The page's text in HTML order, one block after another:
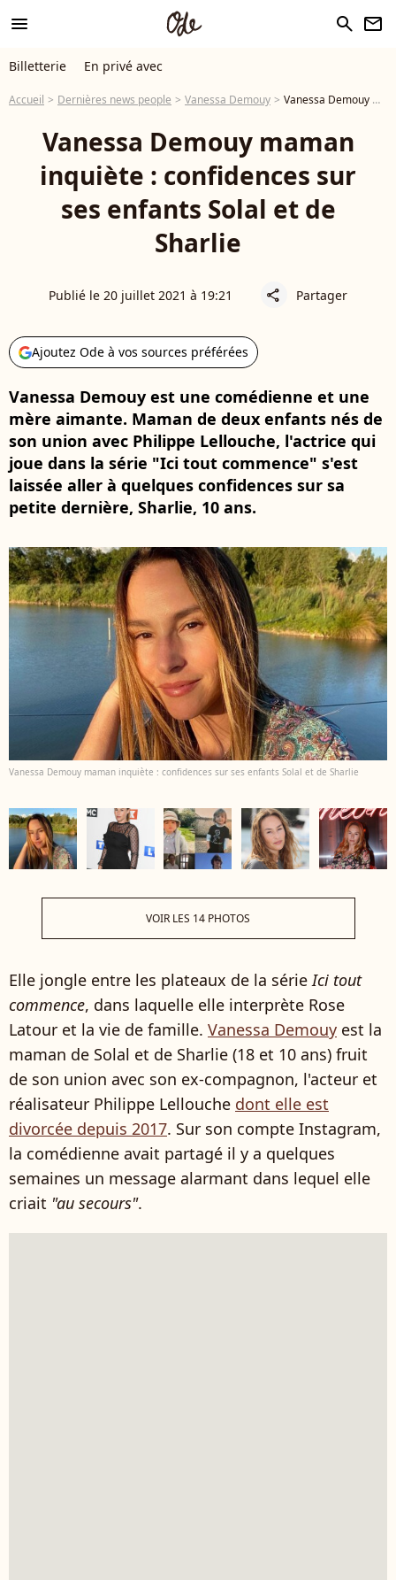
menu search newsletter
Billetterie En privé avec
Accueil Dernières news people Vanessa Demouy Vanessa Demouy maman inquiète : confidences sur ses enfants Solal et de Sharlie
Vanessa Demouy maman
inquiète : confidences sur
ses enfants Solal et de
Sharlie
Publié le 20 juillet 2021 à 19:21 share Partager
Ajoutez Ode à vos sources préférées
Vanessa Demouy est une comédienne et une
mère aimante. Maman de deux enfants nés de
son union avec Philippe Lellouche, l'actrice qui
joue dans la série "Ici tout commence" s'est
laissée aller à quelques confidences sur sa
petite dernière, Sharlie, 10 ans.
Vanessa Demouy maman inquiète : confidences sur ses enfants Solal et de Sharlie
VOIR LES 14 PHOTOS
Elle jongle entre les plateaux de la sérieIci tout
commence, dans laquelle elle interprète Rose
Latour et la vie de famille. Vanessa Demouy est la
maman de Solal et de Sharlie (18 et 10 ans) fruit
de son union avec son ex-compagnon, l'acteur et
réalisateur Philippe Lellouche dont elle est
divorcée depuis 2017. Sur son compte Instagram,
la comédienne avait partagé il y a quelques
semaines un message alarmant dans lequel elle
criait "au secours".